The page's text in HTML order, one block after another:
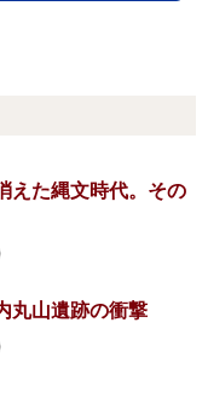
えた縄文時代。その
丸山遺跡の衝撃